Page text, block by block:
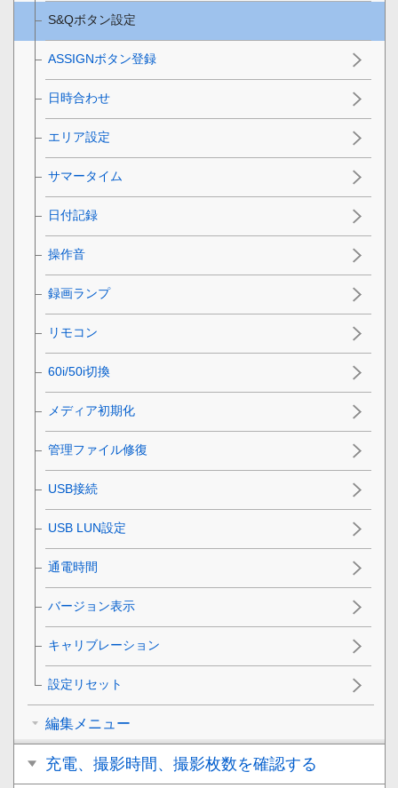
S&Qボタン設定
ASSIGNボタン登録
日時合わせ
エリア設定
サマータイム
日付記録
操作音
録画ランプ
リモコン
60i/50i切換
メディア初期化
管理ファイル修復
USB接続
USB LUN設定
通電時間
バージョン表示
キャリブレーション
設定リセット
編集メニュー
充電、撮影時間、撮影枚数を確認する